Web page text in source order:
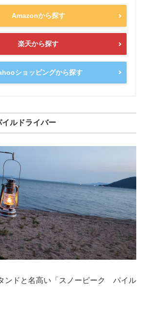
Amazonから探す
楽天から探す
ショッピングから探す
ルドライバー
ンドと名高い「スノーピーク パイル